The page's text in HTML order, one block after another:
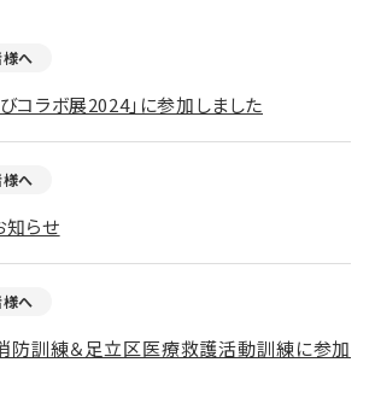
様へ
コラボ展2024」に参加しました
様へ
らせ
様へ
防訓練＆足立区医療救護活動訓練に参加